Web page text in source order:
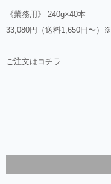
《業務用》 240g×40本
33,080円（送料1,650円〜）
ご注文はコチラ